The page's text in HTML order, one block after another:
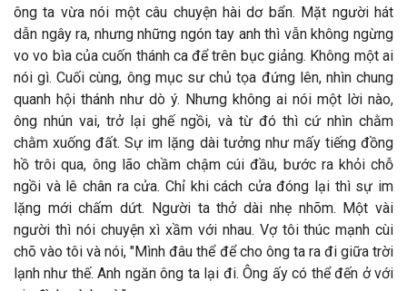
ông ta vừa nói một câu chuyện hài dơ bẩn. Mặt người hát
dẫn ngây ra, nhưng những ngón tay anh thì vẫn không ngừng
vo vo bìa của cuốn thánh ca để trên bục giảng. Không một ai
nói gì. Cuối cùng, ông mục sư chủ tọa đứng lên, nhìn chung
quanh hội thánh như dò ý. Nhưng không ai nói một lời nào,
ông nhún vai, trở lại ghế ngồi, và từ đó thì cứ nhìn chằm
chằm xuống đất. Sự im lặng dài tưởng như mấy tiếng đồng
hồ trôi qua, ông lão chầm chậm cúi đầu, bước ra khỏi chỗ
ngồi và lê chân ra cửa. Chỉ khi cách cửa đóng lại thì sự im
lặng mới chấm dứt. Người ta thở dài nhẹ nhõm. Một vài
người thì nói chuyện xì xầm với nhau. Vợ tôi thúc mạnh cùi
chõ vào tôi và nói, "Mình đâu thể để cho ông ta ra đi giữa trời
lạnh như thế. Anh ngăn ông ta lại đi. Ông ấy có thể đến ở với